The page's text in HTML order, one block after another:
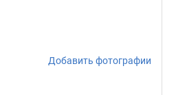
Добавить фотографии